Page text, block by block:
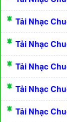
Tải Nhạc
Tải Nhạc
Tải Nhạc
Tải Nhạc
Tải Nhạc